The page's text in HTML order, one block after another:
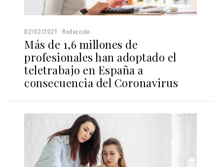
02/02/2021 Redacción
Más de 1,6 millones de
profesionales han adoptado el
teletrabajo en España a
consecuencia del Coronavirus